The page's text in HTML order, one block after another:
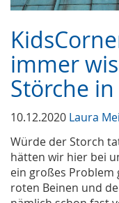
immer
Störche
10.12.2020 Laura
Würde der Storch
hätten wir hier bei
ein großes Problem
roten Beinen und